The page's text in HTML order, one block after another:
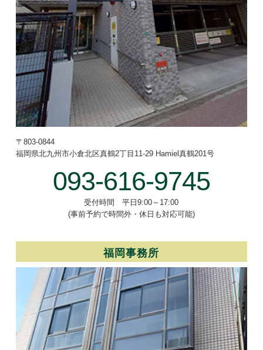
〒803-0844
福岡県北九州市小倉北区真鶴2丁目 11-29 Hamiel真鶴201号
093-616-9745
受付時間 平日9:00～17:00
(事前予約で時間外・休日も対応可能)
福岡事務所